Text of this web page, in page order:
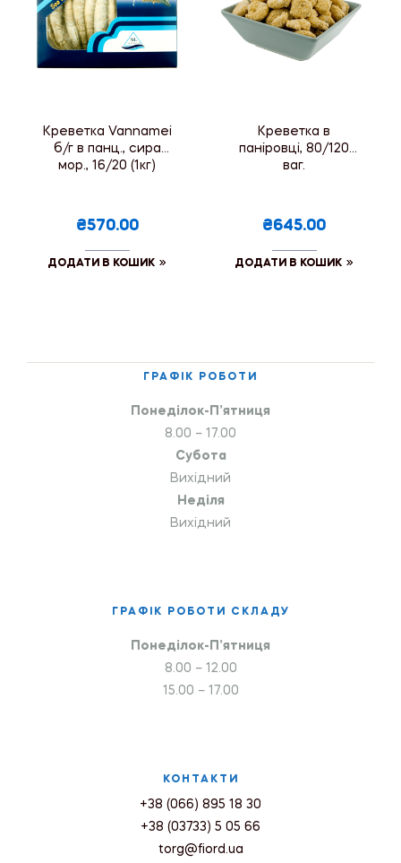
Креветка Vannamei
б/г в панц., сира
мор., 16/20 (1кг)
₴570.00
ДОДАТИ В КОШИК
Креветка в
паніровці, 80/120
ваг.
₴645.00
ДОДАТИ В КОШИК
ГРАФІК РОБОТИ
Понеділок-П’ятниця
8.00 – 17.00
Субота
Вихідний
Неділя
Вихідний
ГРАФІК РОБОТИ СКЛАДУ
Понеділок-П’ятниця
8.00 – 12.00
15.00 – 17.00
КОНТАКТИ
+38 (066) 895 18 30
+38 (03733) 5 05 66
torg@fiord.ua